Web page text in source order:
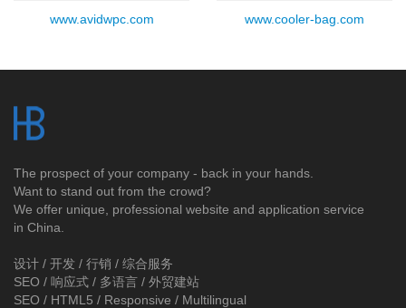
www.avidwpc.com www.cooler-bag.com
The prospect of your company - back in your hands.
Want to stand out from the crowd?
We offer unique, professional website and application service
in China.
设计 / 开发 / 行销 / 综合服务
SEO / 响应式 / 多语言 / 外贸建站
SEO / HTML5 / Responsive / Multilingual